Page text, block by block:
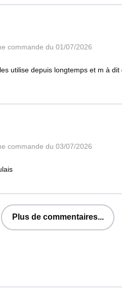
commande du 01/07/2026
utilise depuis longtemps et m à
commande du 03/07/2026
Plus de commentaires...